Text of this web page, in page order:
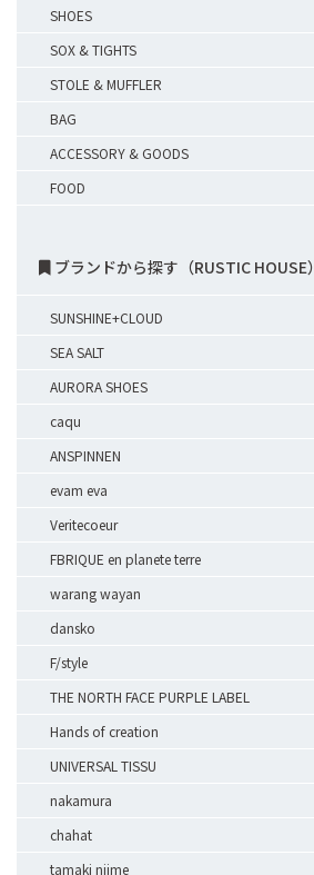
SHOES
SOX & TIGHTS
STOLE & MUFFLER
BAG
ACCESSORY & GOODS
FOOD
ブランドから探す（RUSTIC HOUSE）
SUNSHINE+CLOUD
SEA SALT
AURORA SHOES
caqu
ANSPINNEN
evam eva
Veritecoeur
FBRIQUE en planete terre
warang wayan
dansko
F/style
THE NORTH FACE PURPLE LABEL
Hands of creation
UNIVERSAL TISSU
nakamura
chahat
tamaki niime